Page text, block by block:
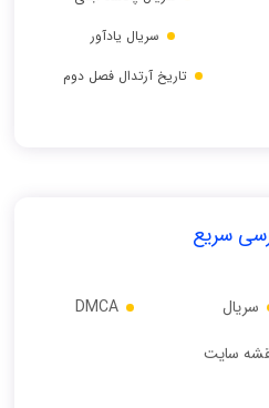
سریال یادآور
تاریخ آرتدال فصل دوم
سریع
سریال
سایت
DMCA